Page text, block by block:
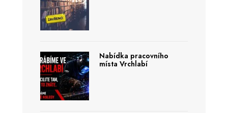
Nabídka pracovního
místa Vrchlabí